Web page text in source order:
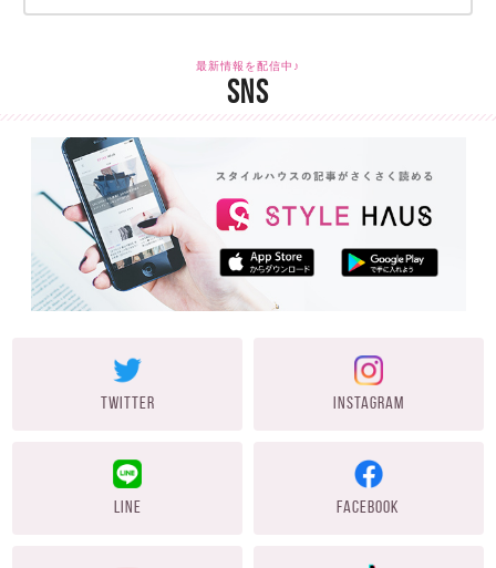
最新情報を配信中♪
SNS
TWITTER INSTAGRAM
LINE FACEBOOK